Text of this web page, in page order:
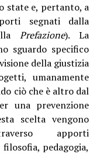
state e, pertanto, a
segnati dalla
Prefazione). La
sguardo specifico
della giustizia
umanamente
ciò che è altro dal
una prevenzione
scelta vengono
apporti
pedagogia,